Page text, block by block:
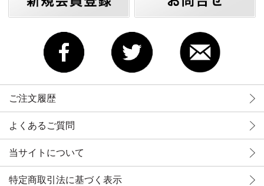
ご注文履歴
よくあるご質問
当サイトについて
特定商取引法に基づく表示